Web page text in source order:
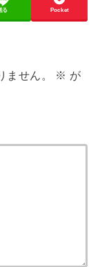
る Pocket
せん。 ※ が